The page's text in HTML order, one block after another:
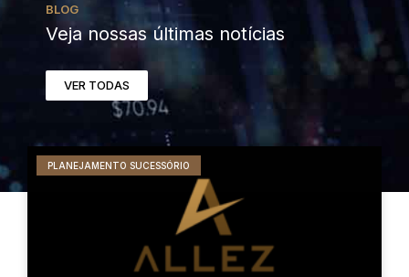
BLOG
Veja nossas últimas notícias
VER TODAS
PLANEJAMENTO SUCESSÓRIO